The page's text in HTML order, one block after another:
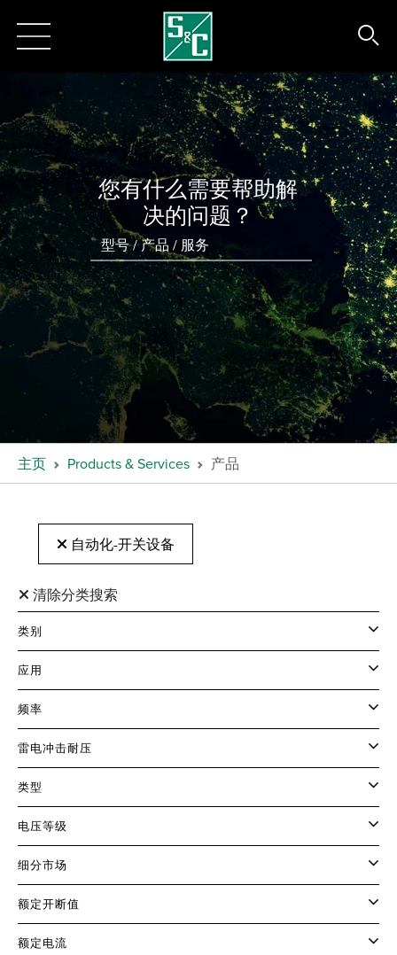
您有什么需要帮助解
决的问题？
主页 Products & Services 产品
自动化-开关设备
清除分类搜索
类别
应用
频率
雷电冲击耐压
类型
电压等级
细分市场
额定开断值
额定电流